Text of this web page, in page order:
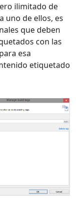
ilimitado de
uno de ellos, es
que deben
con las
esa
etiquetado